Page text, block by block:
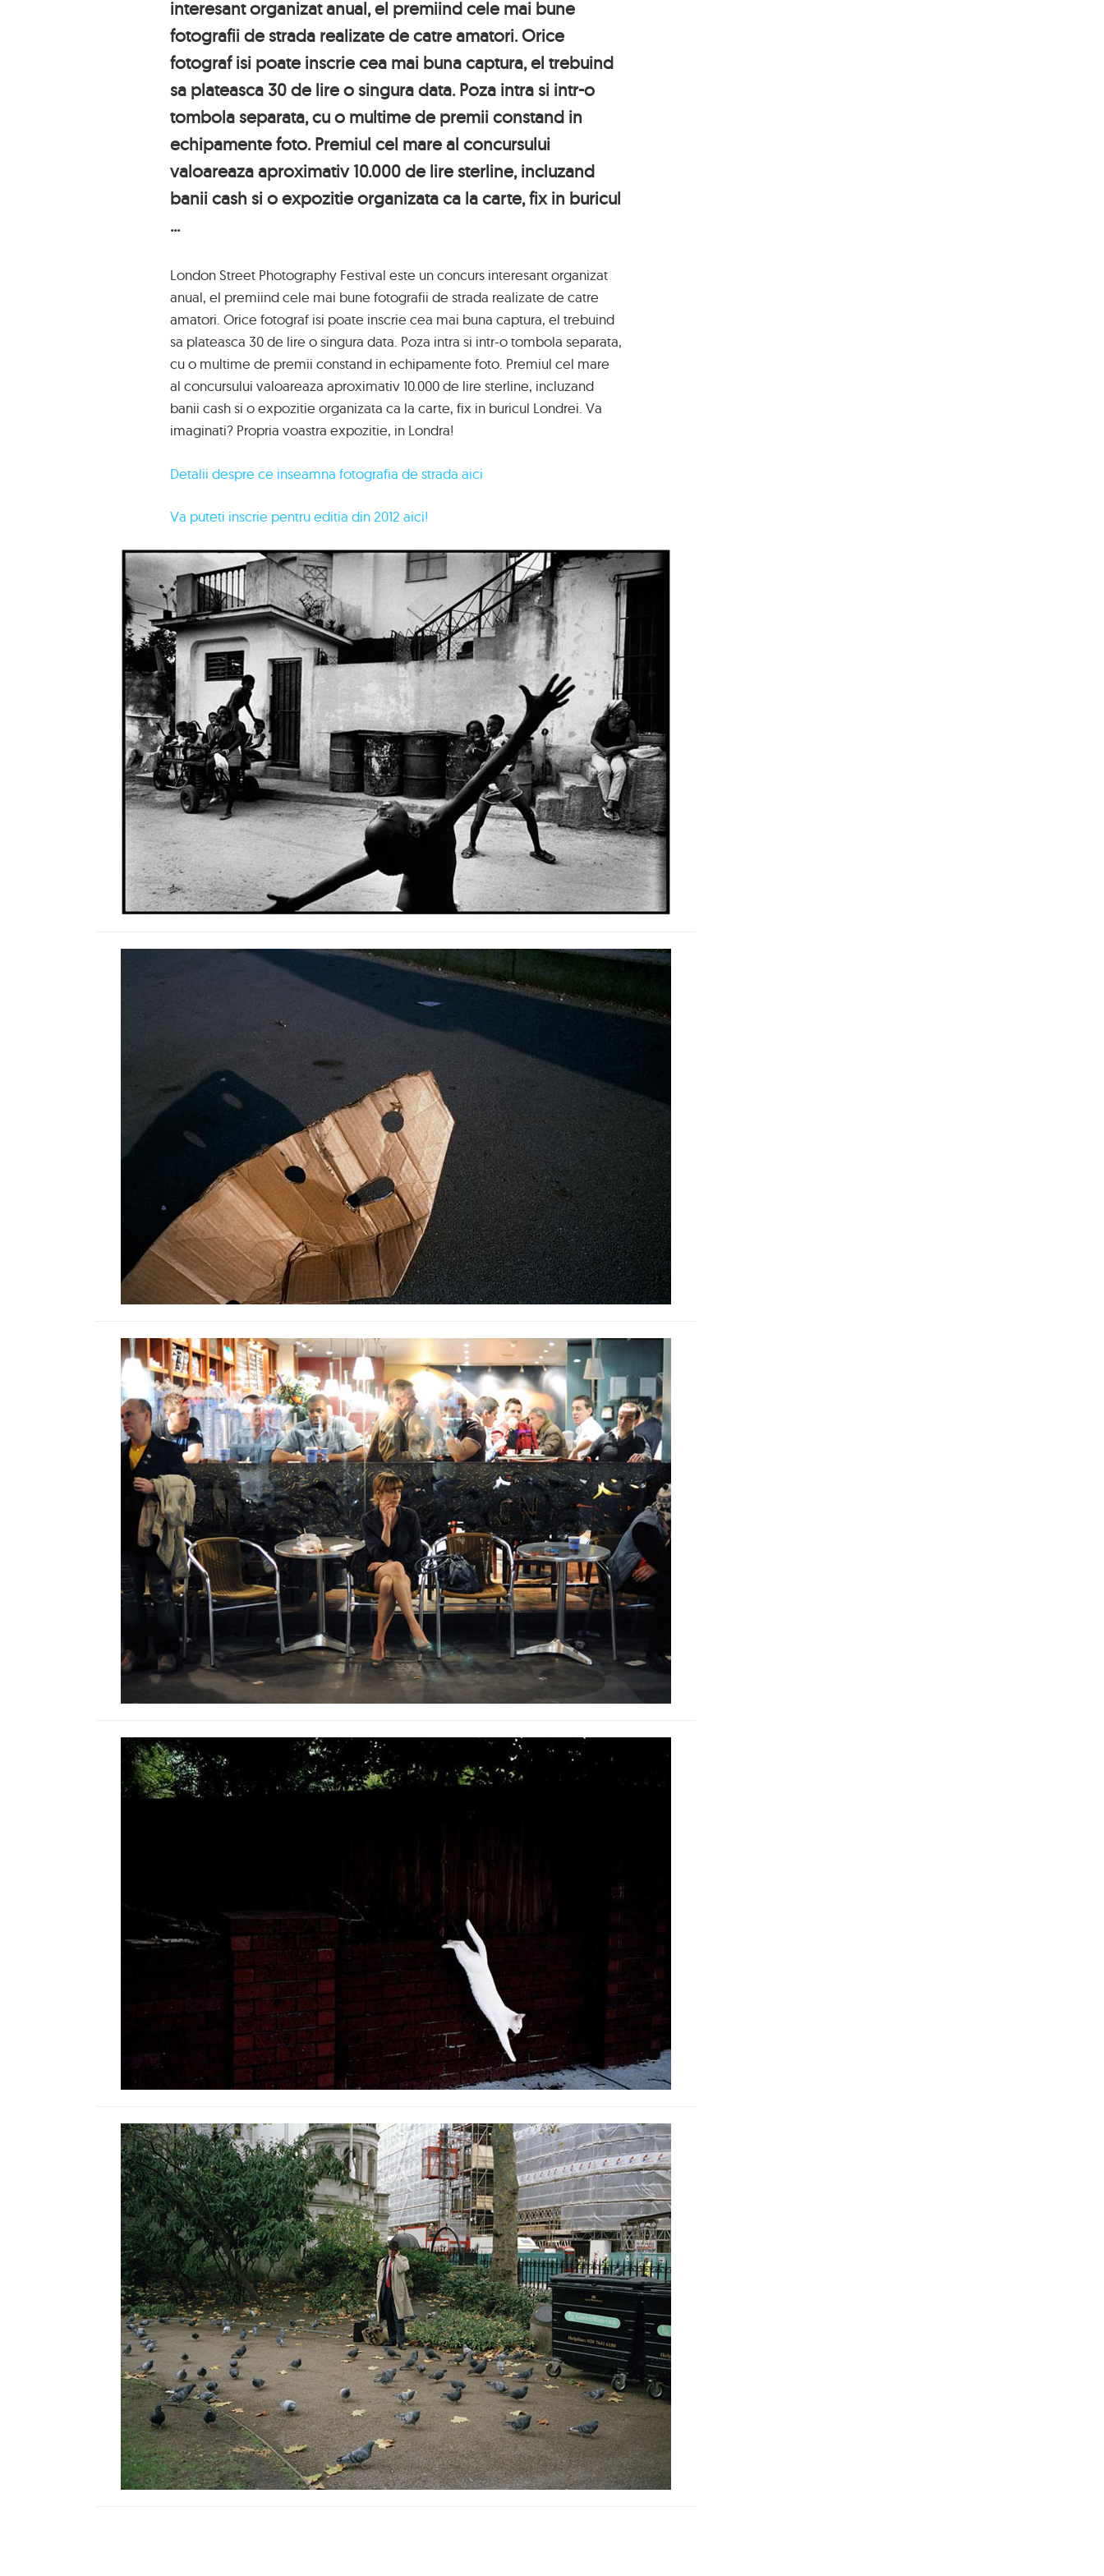
interesant organizat anual, el premiind cele mai bune
fotografii de strada realizate de catre amatori. Orice
fotograf isi poate inscrie cea mai buna captura, el trebuind
sa plateasca 30 de lire o singura data. Poza intra si intr-o
tombola separata, cu o multime de premii constand in
echipamente foto. Premiul cel mare al concursului
valoareaza aproximativ 10.000 de lire sterline, incluzand
banii cash si o expozitie organizata ca la carte, fix in buricul
...
London Street Photography Festival este un concurs interesant organizat
anual, el premiind cele mai bune fotografii de strada realizate de catre
amatori. Orice fotograf isi poate inscrie cea mai buna captura, el trebuind
sa plateasca 30 de lire o singura data. Poza intra si intr-o tombola separata,
cu o multime de premii constand in echipamente foto. Premiul cel mare
al concursului valoareaza aproximativ 10.000 de lire sterline, incluzand
banii cash si o expozitie organizata ca la carte, fix in buricul Londrei. Va
imaginati? Propria voastra expozitie, in Londra!
Detalii despre ce inseamna fotografia de strada aici
Va puteti inscrie pentru editia din 2012 aici!